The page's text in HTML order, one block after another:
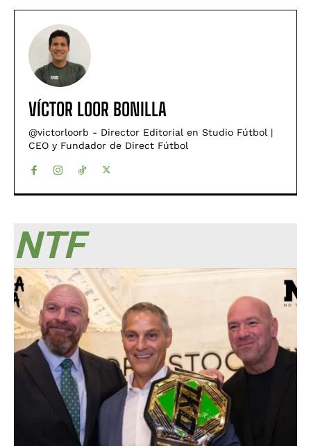
VÍCTOR LOOR BONILLA
@victorloorb - Director Editorial en Studio Fútbol |
CEO y Fundador de Direct Fútbol
NTF